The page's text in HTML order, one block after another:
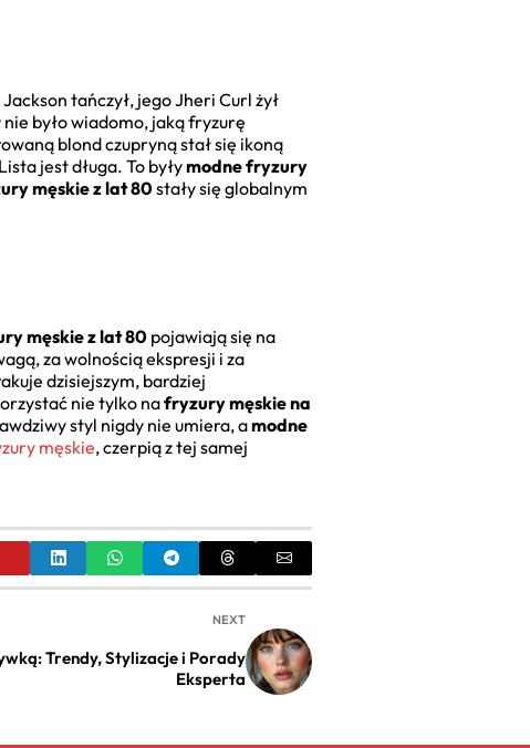
tańczył, jego Jheri Curl żył
było wiadomo, jaką fryzurę
blond czupryną stał się ikoną
jest długa. To byłymodne fryzury
męskie z lat 80stały się globalnym
męskie z lat 80pojawiają się na
za wolnością ekspresji i za
dzisiejszym, bardziej
nie tylko nafryzury męskie na
styl nigdy nie umiera, amodne
męskie, czerpią z tej samej
NEXT
Trendy, Stylizacje i Porady
Eksperta